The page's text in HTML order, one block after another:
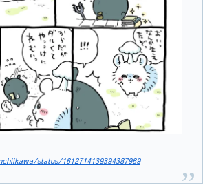
status/1612714139394387969